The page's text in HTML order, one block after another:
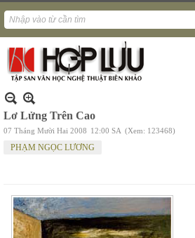
Lơ Lửng Trên Cao
07 Tháng Mười Hai 2008 12:00 SA (Xem: 123468)
PHẠM NGỌC LƯƠNG